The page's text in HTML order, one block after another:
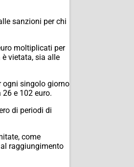
sanzioni per chi
moltiplicati per
vietata, sia alle
ogni singolo giorno
e 102 euro.
di periodi di
come
raggiungimento